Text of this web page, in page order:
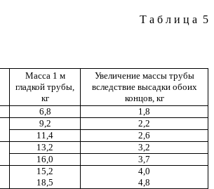
Таблица 5
Масса 1 м
гладкой трубы,
кг
Увеличение массы трубы
вследствие высадки обоих
концов, кг
6,8
1,8
9,2
2,2
11,4
2,6
13,2
3,2
16,0
3,7
15,2
4,0
18,5
4,8